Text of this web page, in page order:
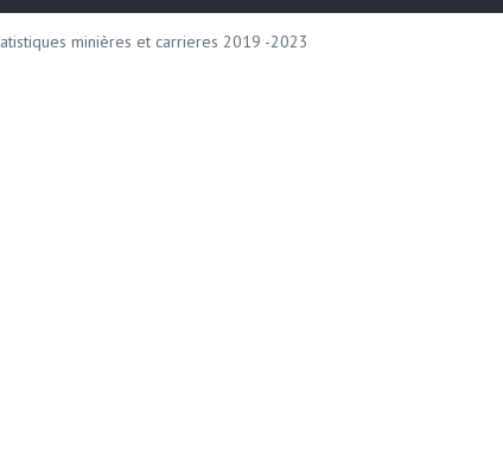
minières et carrieres 2019 -2023